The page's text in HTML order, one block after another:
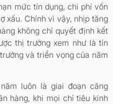
mức tín dụng, chi phí vốn
xấu. Chính vì vậy, nhịp tăng
không chỉ quyết định kết
thị trường xem như là tín
và triển vọng của năm
luôn là giai đoạn căng
hàng, khi mọi chỉ tiêu kinh